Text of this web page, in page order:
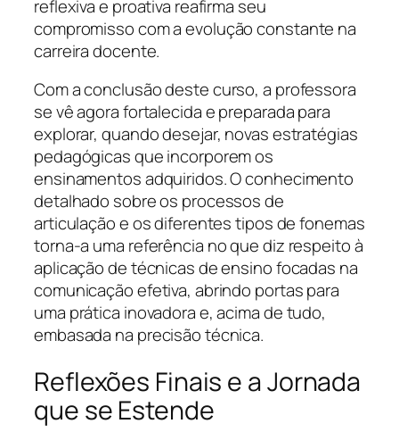
reflexiva e proativa reafirma seu
compromisso com a evolução constante na
carreira docente.
Com a conclusão deste curso, a professora
se vê agora fortalecida e preparada para
explorar, quando desejar, novas estratégias
pedagógicas que incorporem os
ensinamentos adquiridos. O conhecimento
detalhado sobre os processos de
articulação e os diferentes tipos de fonemas
torna-a uma referência no que diz respeito à
aplicação de técnicas de ensino focadas na
comunicação efetiva, abrindo portas para
uma prática inovadora e, acima de tudo,
embasada na precisão técnica.
Reflexões Finais e a Jornada
que se Estende